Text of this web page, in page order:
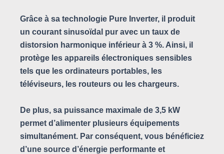
Grâce à sa technologie Pure Inverter, il produit
un courant sinusoïdal pur avec un taux de
distorsion harmonique inférieur à 3 %. Ainsi, il
protège les appareils électroniques sensibles
tels que les ordinateurs portables, les
téléviseurs, les routeurs ou les chargeurs.
De plus, sa puissance maximale de 3,5 kW
permet d’alimenter plusieurs équipements
simultanément. Par conséquent, vous bénéficiez
d’une source d’énergie performante et